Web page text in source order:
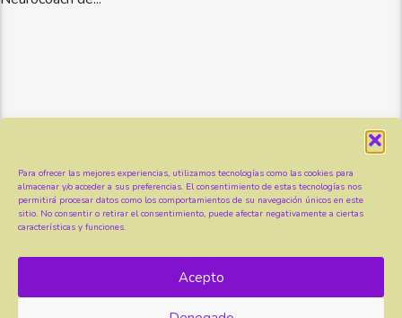
Para ofrecer las mejores experiencias, utilizamos tecnologías como las cookies para
almacenar y/o acceder a sus preferencias. El consentimiento de estas tecnologías nos
permitirá procesar datos como los comportamientos de su navegación únicos en este
sitio. No consentir o retirar el consentimiento, puede afectar negativamente a ciertas
características y funciones.
Acepto
© Copyright 2026 Marité Rodríguez | Todos los
derechos reservados. |Terminos y Condiciones